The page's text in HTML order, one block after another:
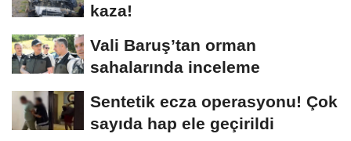
kaza!
Vali Baruş’tan orman
sahalarında inceleme
Sentetik ecza operasyonu! Çok
sayıda hap ele geçirildi